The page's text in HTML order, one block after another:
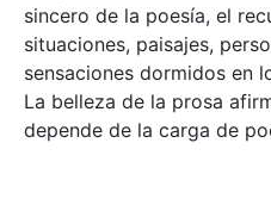
sincero de la poesía, el
situaciones, paisajes,
sensaciones dormidos en
La belleza de la prosa
depende de la carga de